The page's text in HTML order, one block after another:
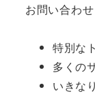
お問い合わ
特別な
多くの
いきな